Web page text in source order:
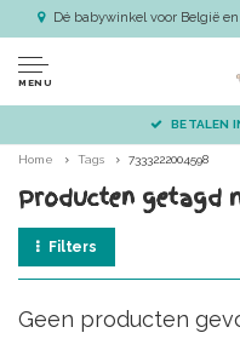
Dé babywinkel voor België
MENU
BETALEN
Home Tags 7333222004598
Producten getagd
Filters
Geen producten